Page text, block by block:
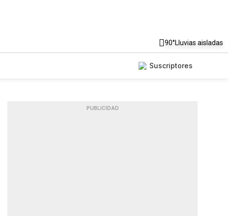
90°Lluvias aisladas
Suscriptores
PUBLICIDAD